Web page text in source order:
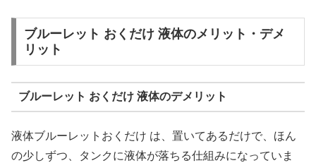
ブルーレット おくだけ 液体のメリット・デメ
リット
ブルーレット おくだけ 液体のデメリット
液体ブルーレットおくだけ は、置いてあるだけで、ほん
の少しずつ、タンクに液体が落ちる仕組みになっていま